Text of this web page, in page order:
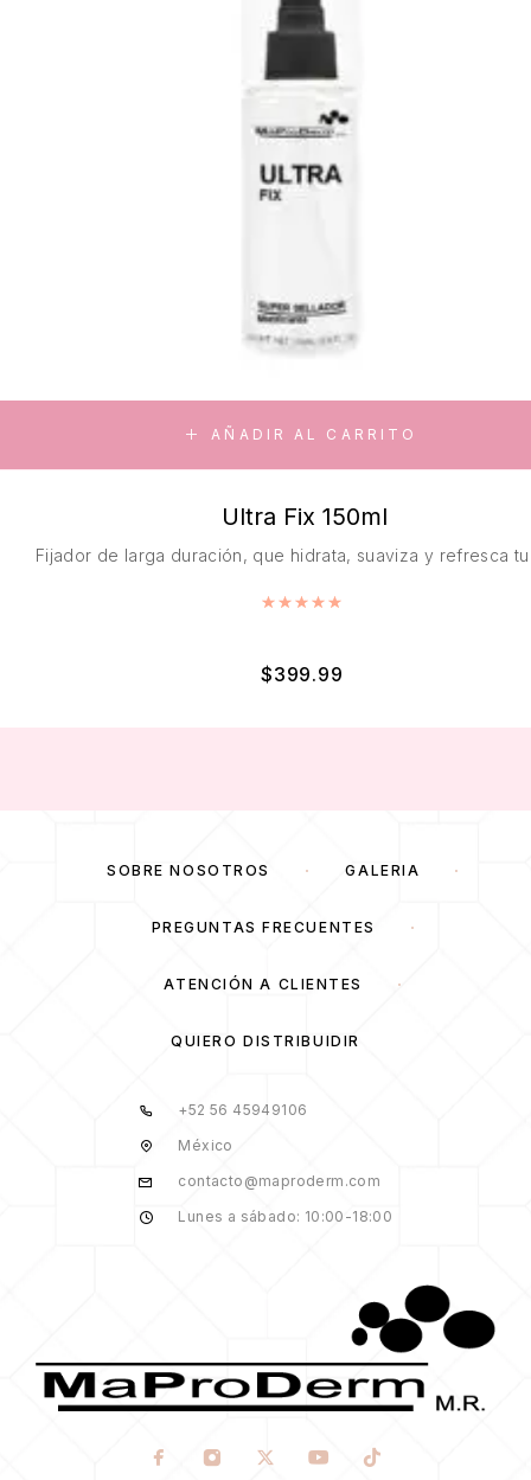
AÑADIR AL CARRITO
Ultra Fix 150ml
Fijador de larga duración, que hidrata, suaviza y refresca
$399.99
SOBRE NOSOTROS GALERÍA
PREGUNTAS FRECUENTES
ATENCIÓN A CLIENTES
QUIERO DISTRIBUIDIR
+52 56 45949106
México
contacto@maproderm.com
Lunes a sábado: 10:00-18:00